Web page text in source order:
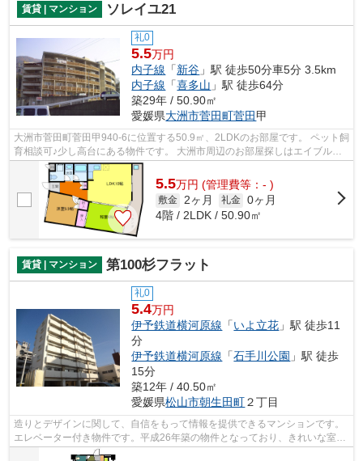
賃貸 | マンション ソレイユ21
礼0
5.5万円
内子線 「新谷 」駅 徒歩50分車5分 3.5km
内子線 「喜多山 」駅 徒歩64分
築29年 / 50.90㎡
愛媛県大洲市菅田町菅田 甲
大洲市菅田町菅田甲940-6に位置する50.9㎡、2LDKのお部屋です。 ペット飼
育相談可♪少し高台にある物件です。 大洲市周辺のお部屋探しはエイブル大
洲駅にお任せください。 あなたの新...
5.5万円 (管理費等：- )
敷金 2ヶ月 礼金 0ヶ月
4階 / 2LDK / 50.90㎡
賃貸 | マンション 第100杉フラット
礼0
5.4万円
伊予鉄道横河原線 「いよ立花 」駅 徒歩11
分
伊予鉄道横河原線 「石手川公園 」駅 徒歩
15分
築12年 / 40.50㎡
愛媛県松山市朝生田町２丁目
造りとデザインに関して、自信をもって情報を提供できるマンションです。
エレベーター付き物件です。平成26年築の物件となっており、きれいな室内
が魅力となっています。最寄りの駅ま...